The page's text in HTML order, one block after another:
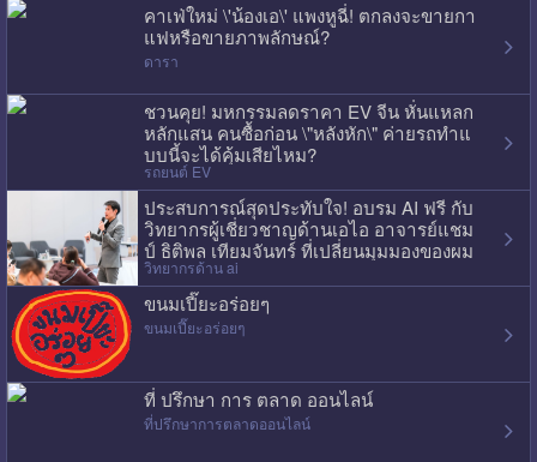
คาเฟ่ใหม่ \'น้องเอ\' แพงหูฉี่! ตกลงจะขายกา
แฟหรือขายภาพลักษณ์?
ดารา
ชวนคุย! มหกรรมลดราคา EV จีน หั่นแหลก
หลักแสน คนซื้อก่อน \"หลังหัก\" ค่ายรถทำแ
บบนี้จะได้คุ้มเสียไหม?
รถยนต์ EV
ประสบการณ์สุดประทับใจ! อบรม AI ฟรี กับ
วิทยากรผู้เชี่ยวชาญด้านเอไอ อาจารย์แชม
ป์ ธิติพล เทียมจันทร์ ที่เปลี่ยนมุมมองของผม
ไปเลย
วิทยากรด้าน ai
ขนมเปี๊ยะอร่อยๆ
ขนมเปี๊ยะอร่อยๆ
ที่ ปรึกษา การ ตลาด ออนไลน์
ที่ปรึกษาการตลาดออนไลน์